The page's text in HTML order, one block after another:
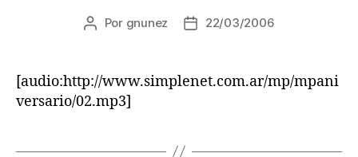
Autor
entrada
Por gnunez
Fecha
entrada
22/03/2006
[audio:http://www.simplenet.com.ar/mp/mpani
versario/02.mp3]